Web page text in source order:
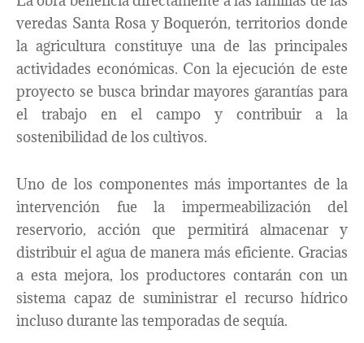
veredas Santa Rosa y Boquerón, territorios donde
la agricultura constituye una de las principales
actividades económicas. Con la ejecución de este
proyecto se busca brindar mayores garantías para
el trabajo en el campo y contribuir a la
sostenibilidad de los cultivos.
Uno de los componentes más importantes de la
intervención fue la impermeabilización del
reservorio, acción que permitirá almacenar y
distribuir el agua de manera más eficiente. Gracias
a esta mejora, los productores contarán con un
sistema capaz de suministrar el recurso hídrico
incluso durante las temporadas de sequía.